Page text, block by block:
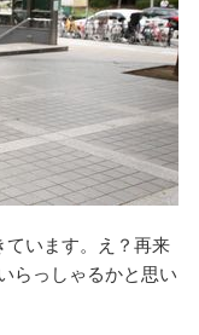
います。え？再来
らっしゃるかと思い